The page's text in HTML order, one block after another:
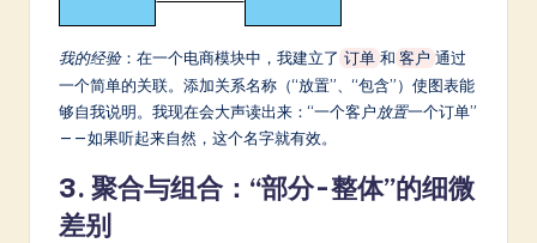
我的经验：在一个电商模块中，我建立了 订单 和 客户 通过
一个简单的关联。添加关系名称（“放置”、“包含”）使图表能
够自我说明。我现在会大声读出来：“一个客户放置一个订单”
——如果听起来自然，这个名字就有效。
3. 聚合与组合：“部分-整体”的细微
差别